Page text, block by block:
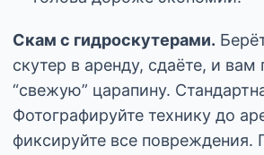
Скам с гидроскутерами.
скутер в аренду, сдаёте, и
“свежую” царапину.
Фотографируйте технику до
фиксируйте все повреждения.